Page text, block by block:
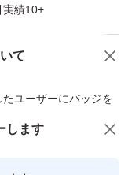
実績10+
て
ユーザーにバッジを
商品への質問
します